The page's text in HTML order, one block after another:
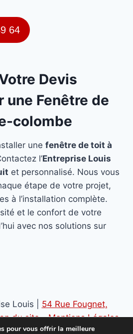
64
Devis
une Fenêtre de
colombe
une fenêtre de toit à
l’Entreprise Louis
et personnalisé. Nous vous
étape de votre projet,
à l’installation complète.
et le confort de votre
avec nos solutions sur
Louis | 54 Rue Fougnet,
du site-Mentions Légales
de confidentialité
pour vous offrir la meilleure